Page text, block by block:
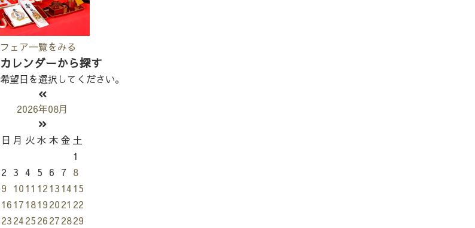
フェア一覧をみる
カレンダーから探す
希望日を選択してください。
2026年08月
日 月 火 水 木 金 土
1
2 3 4 5 6 7 8
9 1011 12131415
161718192021 22
23242526272829